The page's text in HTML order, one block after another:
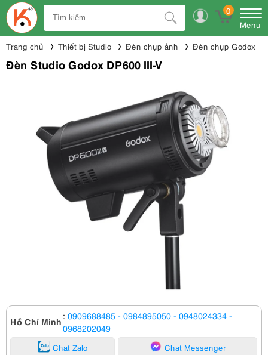
0
Menu
Trang chủ Thiết bị Studio Đèn chụp ảnh Đèn chụp Godox
Đèn Studio Godox DP600 III-V
Hồ Chí Minh : 0909688485 - 0984895050 - 0948024334 -
0968202049
Chat Zalo Chat Messenger